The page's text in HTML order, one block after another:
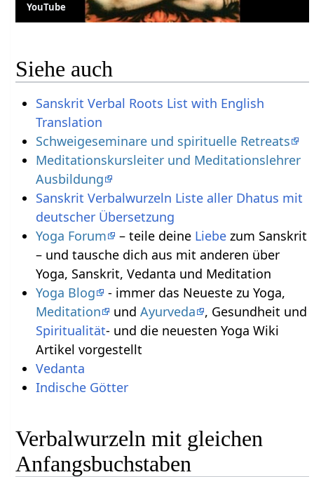
YouTube
Siehe auch
Sanskrit Verbal Roots List with English
Translation
Schweigeseminare und spirituelle Retreats
Meditationskursleiter und Meditationslehrer
Ausbildung
Sanskrit Verbalwurzeln Liste aller Dhatus mit
deutscher Übersetzung
Yoga Forum
– teile deine Liebezum Sanskrit
– und tausche dich aus mit anderen über
Yoga, Sanskrit, Vedanta und Meditation
Yoga Blog
- immer das Neueste zu Yoga,
Meditation
und Ayurveda
, Gesundheit und
Spiritualität- und die neuesten Yoga Wiki
Artikel vorgestellt
Vedanta
Indische Götter
Verbalwurzeln mit gleichen
Anfangsbuchstaben